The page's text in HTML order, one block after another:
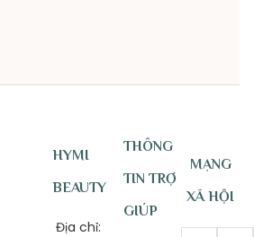
HYMI
BEAUTY
Địa chỉ:
THÔNG
TIN TRỢ
GIÚP
MẠNG
XÃ HỘI